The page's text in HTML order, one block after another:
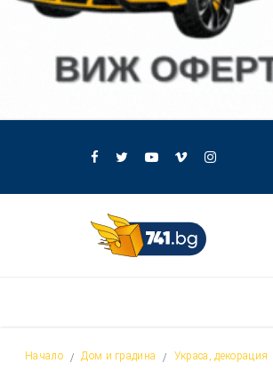
Начало Дом и градина Украса, декорация